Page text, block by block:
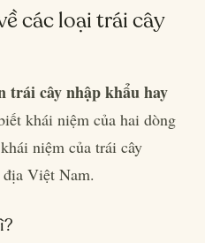
các loại trái cây
trái cây nhập khẩu hay
khái niệm của hai dòng
niệm của trái cây
Việt Nam.